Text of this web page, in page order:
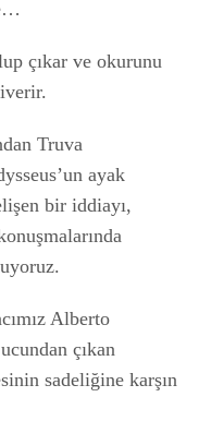
çıkar ve okurunu
Truva
ayak
bir iddiayı,
Alberto
çıkan
sadeliğine karşın